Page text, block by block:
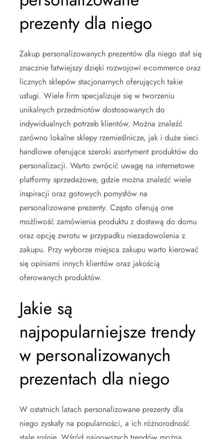
prezenty dla niego
Zakup personalizowanych prezentów dla niego stał się
znacznie łatwiejszy dzięki rozwojowi e-commerce oraz
licznych sklepów stacjonarnych oferujących takie
usługi. Wiele firm specjalizuje się w tworzeniu
unikalnych przedmiotów dostosowanych do
indywidualnych potrzeb klientów. Można znaleźć
zarówno lokalne sklepy rzemieślnicze, jak i duże sieci
handlowe oferujące szeroki asortyment produktów do
personalizacji. Warto zwrócić uwagę na internetowe
platformy sprzedażowe, gdzie można znaleźć wiele
inspiracji oraz gotowych pomysłów na
personalizowane prezenty. Często oferują one
możliwość zamówienia produktu z dostawą do domu
oraz opcję zwrotu w przypadku niezadowolenia z
zakupu. Przy wyborze miejsca zakupu warto kierować
się opiniami innych klientów oraz jakością
oferowanych produktów.
Jakie są
najpopularniejsze trendy
w personalizowanych
prezentach dla niego
W ostatnich latach personalizowane prezenty dla
niego zyskały na popularności, a ich różnorodność